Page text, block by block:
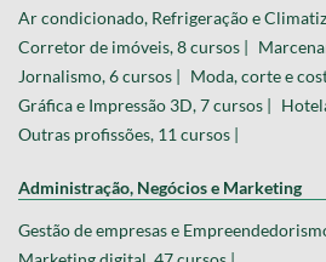
Ar condicionado, Refrigeração e
Corretor de imóveis, 8 cursos |
Jornalismo, 6 cursos | Moda, corte e
Gráfica e Impressão 3D, 7 cursos |
Outras profissões, 11 cursos |
Administração, Negócios e Marketing
Gestão de empresas e